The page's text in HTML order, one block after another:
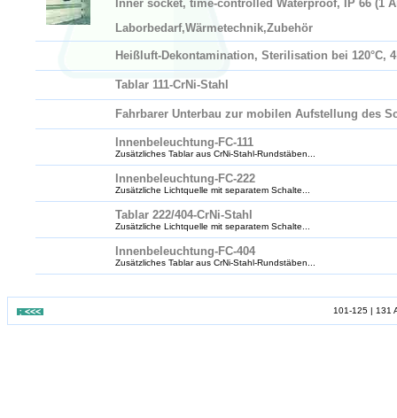
Inner socket, time-controlled Waterproof, IP 66 (1
Laborbedarf,Wärmetechnik,Zubehör
Heißluft-Dekontamination, Sterilisation bei 120°C,
Tablar 111-CrNi-Stahl
Fahrbarer Unterbau zur mobilen Aufstellung des
Innenbeleuchtung-FC-111
Zusätzliches Tablar aus CrNi-Stahl-Rundstäben...
Innenbeleuchtung-FC-222
Zusätzliche Lichtquelle mit separatem Schalte...
Tablar 222/404-CrNi-Stahl
Zusätzliche Lichtquelle mit separatem Schalte...
Innenbeleuchtung-FC-404
Zusätzliches Tablar aus CrNi-Stahl-Rundstäben...
101-125 | 131